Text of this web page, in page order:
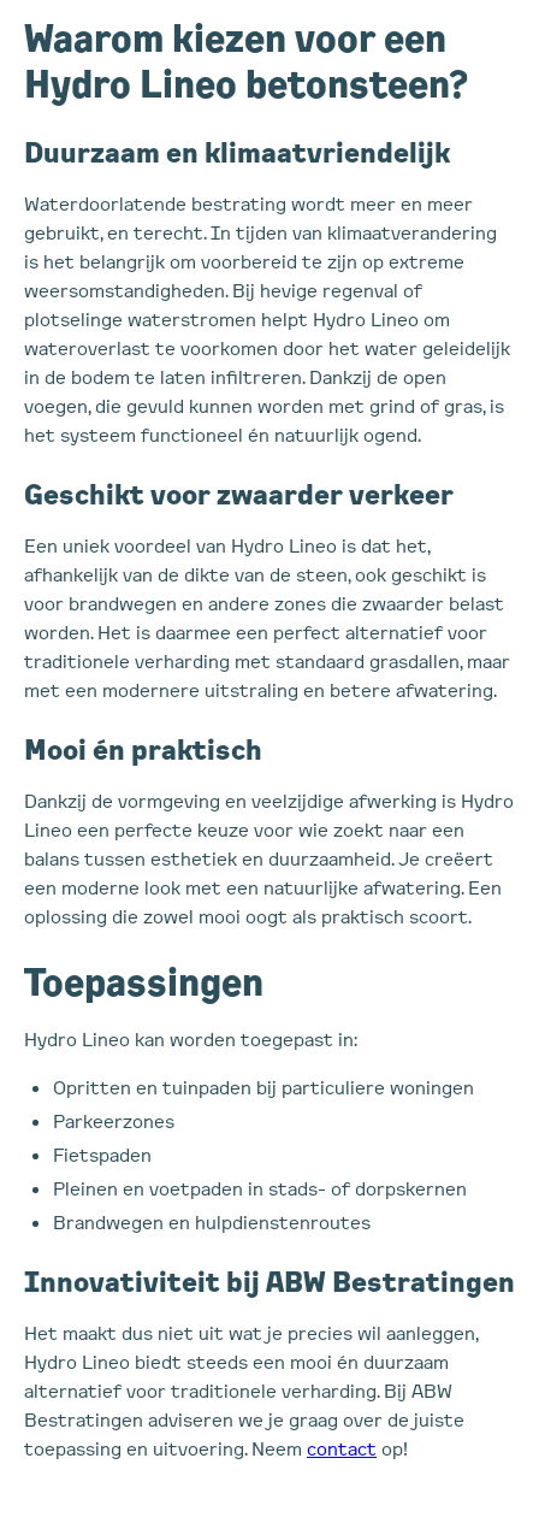
Waarom kiezen voor een
Hydro Lineo betonsteen?
Duurzaam en klimaatvriendelijk
Waterdoorlatende bestrating wordt meer en meer
gebruikt, en terecht. In tijden van klimaatverandering
is het belangrijk om voorbereid te zijn op extreme
weersomstandigheden. Bij hevige regenval of
plotselinge waterstromen helpt Hydro Lineo om
wateroverlast te voorkomen door het water geleidelijk
in de bodem te laten infiltreren. Dankzij de open
voegen, die gevuld kunnen worden met grind of gras, is
het systeem functioneel én natuurlijk ogend.
Geschikt voor zwaarder verkeer
Een uniek voordeel van Hydro Lineo is dat het,
afhankelijk van de dikte van de steen, ook geschikt is
voor brandwegen en andere zones die zwaarder belast
worden. Het is daarmee een perfect alternatief voor
traditionele verharding met standaard grasdallen, maar
met een modernere uitstraling en betere afwatering.
Mooi én praktisch
Dankzij de vormgeving en veelzijdige afwerking is Hydro
Lineo een perfecte keuze voor wie zoekt naar een
balans tussen esthetiek en duurzaamheid. Je creëert
een moderne look met een natuurlijke afwatering. Een
oplossing die zowel mooi oogt als praktisch scoort.
Toepassingen
Hydro Lineo kan worden toegepast in:
Opritten en tuinpaden bij particuliere woningen
Parkeerzones
Fietspaden
Pleinen en voetpaden in stads- of dorpskernen
Brandwegen en hulpdienstenroutes
Innovativiteit bij ABW Bestratingen
Het maakt dus niet uit wat je precies wil aanleggen,
Hydro Lineo biedt steeds een mooi én duurzaam
alternatief voor traditionele verharding. Bij ABW
Bestratingen adviseren we je graag over de juiste
toepassing en uitvoering. Neem contact op!